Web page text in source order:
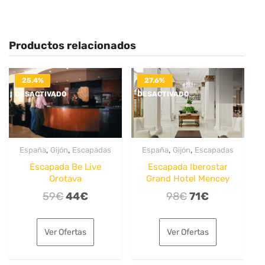
Productos relacionados
25.4%
DESACTIVADO
España, Gijón, Escapadas
Escapada Be Live
Orotava
59€El
original
era:
44€El
es:
Ver Ofertas
27.6%
DESACTIVADO
España, Gijón, Escapadas
Escapada Iberostar
Grand Hotel Mencey
98€El
original
era:
71€El
es:
Ver Ofertas